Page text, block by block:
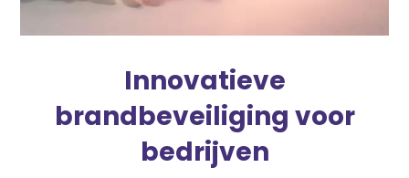
Innovatieve
brandbeveiliging voor
bedrijven